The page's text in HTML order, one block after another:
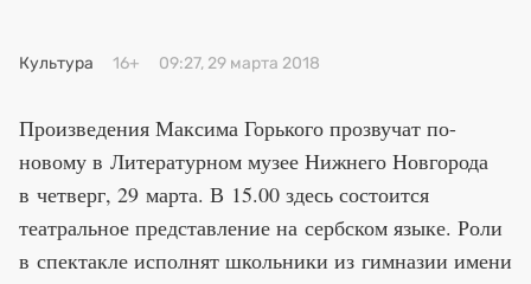
Культура 16+ 09:27, 29 марта 2018
Произведения Максима Горького прозвучат по-
новому в Литературном музее Нижнего Новгорода
в четверг, 29 марта. В 15.00 здесь состоится
театральное представление на сербском языке. Роли
в спектакле исполнят школьники из гимназии имени